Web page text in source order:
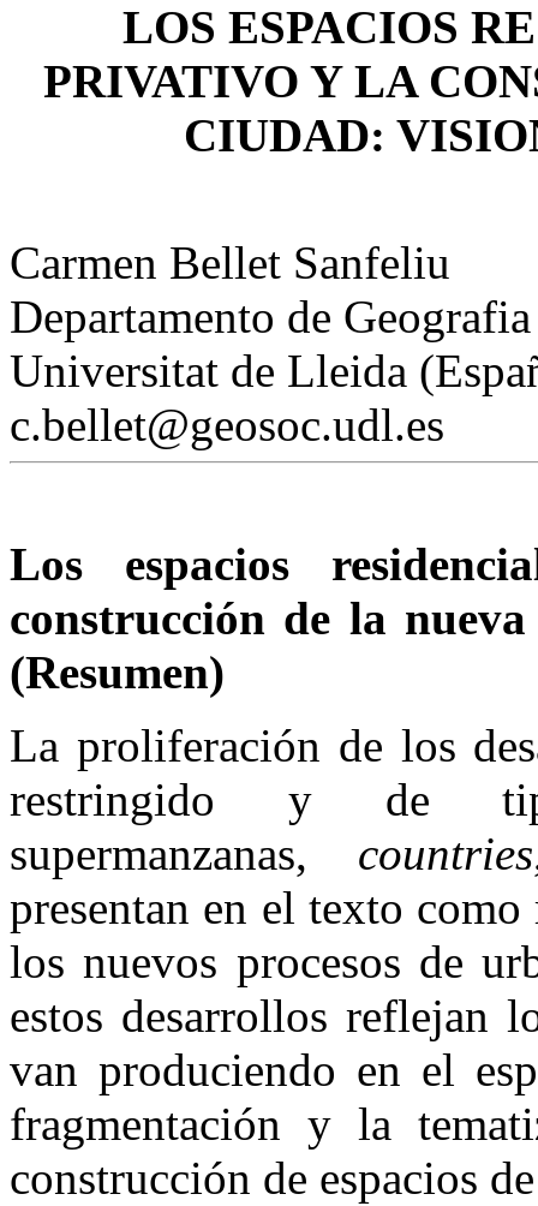
LOS ESPACIOS
PRIVATIVO Y LA
CIUDAD:
Carmen Bellet Sanfeliu
Departamento de
Universitat de Lleida
c.bellet@geosoc.udl.es
Los espacios
construcción de la
(Resumen)
La proliferación de los
restringido y de
supermanzanas, countries
presentan en el texto
los nuevos procesos de
estos desarrollos reflejan
van produciendo en el
fragmentación y la
construcción de espacios